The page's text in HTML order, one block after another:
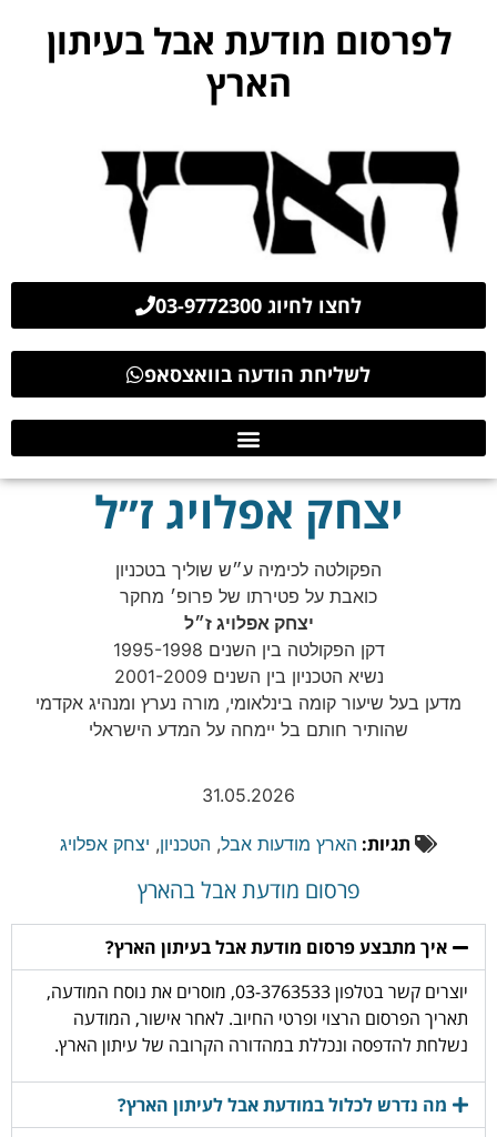
לפרסום מודעת אבל בעיתון
הארץ
לחצו לחיוג 03-9772300
לשליחת הודעה בוואצסאפ
יצחק אפלויג ז״ל
הפקולטה לכימיה ע״ש שוליך בטכניון
כואבת על פטירתו של פרופ׳ מחקר
יצחק אפלויג ז״ל
דקן הפקולטה בין השנים 1995-1998
נשיא הטכניון בין השנים 2001-2009
מדען בעל שיעור קומה בינלאומי, מורה נערץ ומנהיג אקדמי
שהותיר חותם בל יימחה על המדע הישראלי
31.05.2026
תגיות: הארץ מודעות אבל, הטכניון, יצחק אפלויג
פרסום מודעת אבל בהארץ
איך מתבצע פרסום מודעת אבל בעיתון הארץ?
יוצרים קשר בטלפון 03-3763533, מוסרים את נוסח המודעה,
תאריך הפרסום הרצוי ופרטי החיוב. לאחר אישור, המודעה
נשלחת להדפסה ונכללת במהדורה הקרובה של עיתון הארץ.
מה נדרש לכלול במודעת אבל לעיתון הארץ?